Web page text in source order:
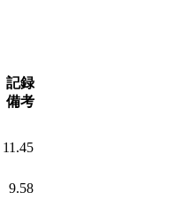
記録
備考
11.45
9.58